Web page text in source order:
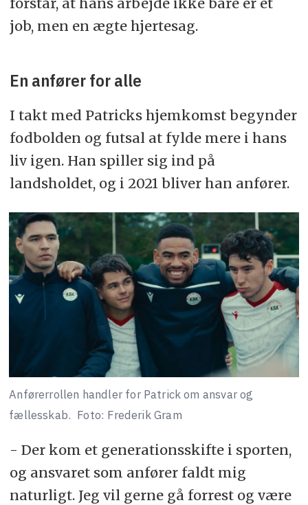
job, men en ægte hjertesag.
En anfører for alle
I takt med Patricks hjemkomst begynder
fodbolden og futsal at fylde mere i hans
liv igen. Han spiller sig ind på
landsholdet, og i 2021 bliver han anfører.
Anførerrollen handler for Patrick om ansvar og
fællesskab. Foto: Frederik Gram
- Der kom et generationsskifte i sporten,
og ansvaret som anfører faldt mig
naturligt. Jeg vil gerne gå forrest og være